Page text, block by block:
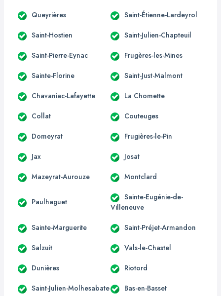
Queyrières Saint-Étienne-Lardeyrol
Saint-Hostien Saint-Julien-Chapteuil
Saint-Pierre-Eynac Frugères-les-Mines
Sainte-Florine Saint-Just-Malmont
Chavaniac-Lafayette La Chomette
Collat Couteuges
Domeyrat Frugières-le-Pin
Jax Josat
Mazeyrat-Aurouze Montclard
Paulhaguet
Sainte-Eugénie-de-
Villeneuve
Sainte-Marguerite Saint-Préjet-Armandon
Salzuit Vals-le-Chastel
Dunières Riotord
Saint-Julien-Molhesabate Bas-en-Basset